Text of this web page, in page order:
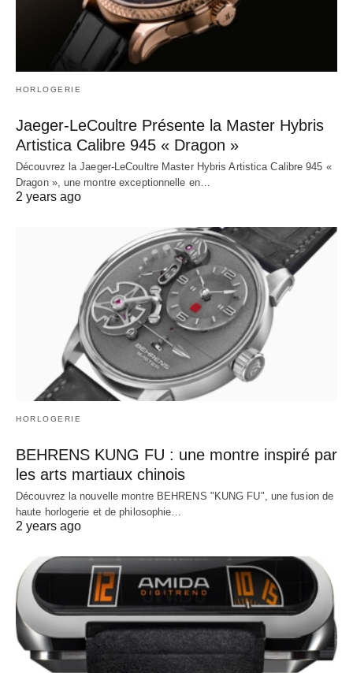
HORLOGERIE
Jaeger-LeCoultre Présente la Master Hybris
Artistica Calibre 945 « Dragon »
Découvrez la Jaeger-LeCoultre Master Hybris Artistica Calibre 945 «
Dragon », une montre exceptionnelle en…
2 years ago
HORLOGERIE
BEHRENS KUNG FU : une montre inspiré par
les arts martiaux chinois
Découvrez la nouvelle montre BEHRENS "KUNG FU", une fusion de
haute horlogerie et de philosophie…
2 years ago